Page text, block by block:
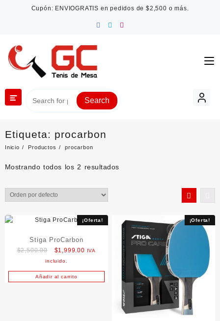
Cupón: ENVIOGRATIS en pedidos de $2,500 o más.
Search
Etiqueta: procarbon
Inicio Productos procarbon
Mostrando todos los 2 resultados
¡Oferta!
Stiga ProCarbon
$2,500.00
Original
price
was:
$2,500.00.
$1,999.00Current
is:
$1,999.00.
IVA
incluido.
Añadir al carrito
¡Oferta!